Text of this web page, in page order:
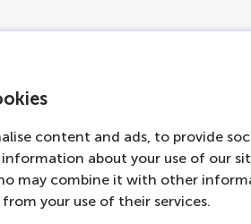
content and ads, to provide
about your use of our
may combine it with other
your use of their services.
offrire le migliori
qualità/prezzo
gruppo ad
numerose ed
dalla normale